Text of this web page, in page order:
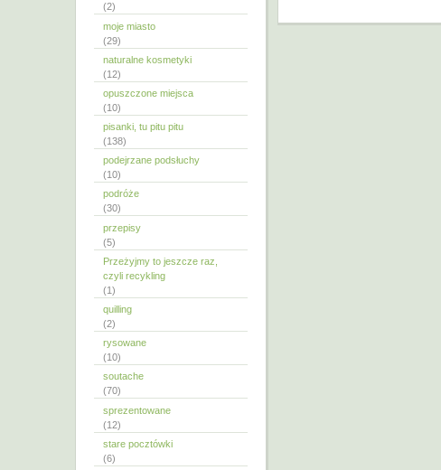
(2)
moje miasto
(29)
naturalne kosmetyki
(12)
opuszczone miejsca
(10)
pisanki, tu pitu pitu
(138)
podejrzane podsłuchy
(10)
podróże
(30)
przepisy
(5)
Przeżyjmy to jeszcze raz,
czyli recykling
(1)
quilling
(2)
rysowane
(10)
soutache
(70)
sprezentowane
(12)
stare pocztówki
(6)